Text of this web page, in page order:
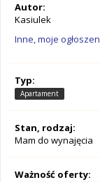
Autor:
Kasiulek
Inne, moje
Typ:
Apartament
Stan, rodzaj:
Mam do wynajęcia
Ważność oferty: